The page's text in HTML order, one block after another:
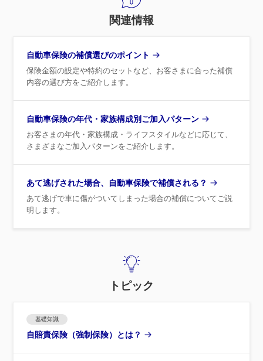
関連情報
自動車保険の補償選びのポイント
保険金額の設定や特約のセットなど、お客さまに合った補償
内容の選び方をご紹介します。
自動車保険の年代・家族構成別ご加入パターン
お客さまの年代・家族構成・ライフスタイルなどに応じて、
さまざまなご加入パターンをご紹介します。
あて逃げされた場合、自動車保険で補償される？
あて逃げで車に傷がついてしまった場合の補償についてご説
明します。
トピック
基礎知識
自賠責保険（強制保険）とは？